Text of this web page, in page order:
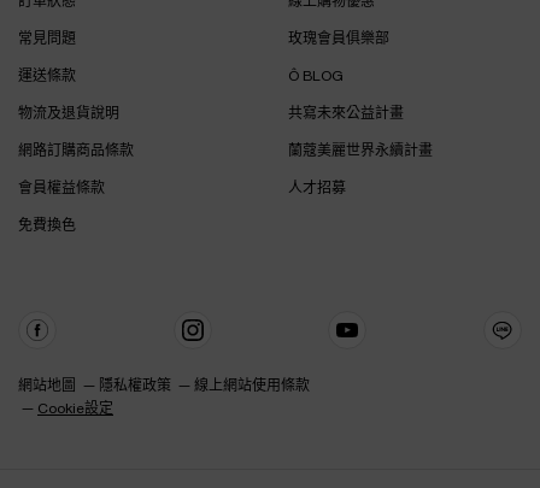
常見問題
運送條款
物流及退貨說明
網路訂購商品條款
會員權益條款
免費換色
玫瑰會員俱樂部
Ô BLOG
共寫未來公益計畫
蘭蔻美麗世界永續計畫
人才招募
網站地圖 隱私權政策
線上網站使用條款
Cookie設定